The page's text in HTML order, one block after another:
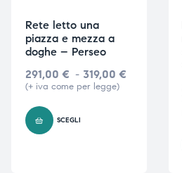
Rete letto una
piazza e mezza a
doghe – Perseo
291,00 € - 319,00 €
(+ iva come per legge)
SCEGLI